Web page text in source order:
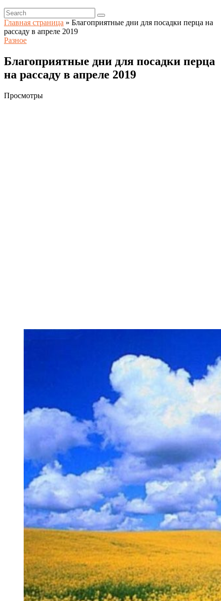
Главная страница » Благоприятные дни для посадки перца на
рассаду в апреле 2019
Разное
Благоприятные дни для посадки перца
на рассаду в апреле 2019
Просмотры